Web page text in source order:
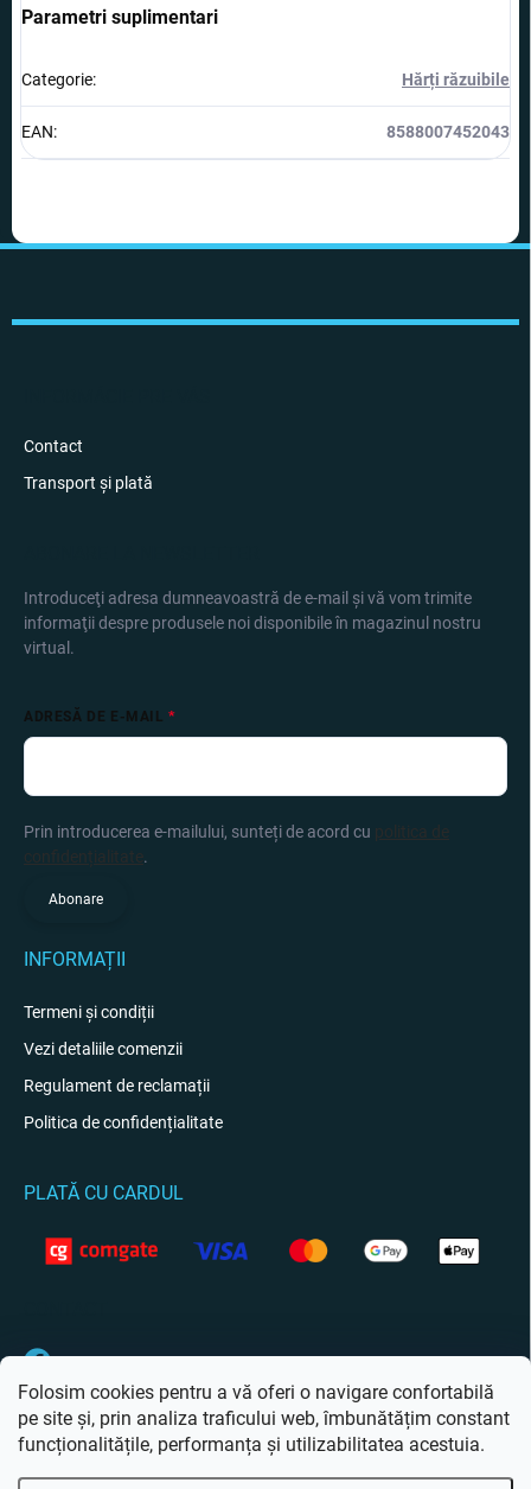
Folosim cookies pentru a vă oferi o navigare confortabilă
pe site și, prin analiza traficului web, îmbunătățim constant
funcționalitățile, performanța și utilizabilitatea acestuia.
Parametri suplimentari
Categorie: Hărți răzuibile
EAN: 8588007452043
Contact
Transport și plată
Introduceţi adresa dumneavoastră de e-mail şi vă vom trimite
informaţii despre produsele noi disponibile în magazinul nostru
virtual.
ADRESĂ DE E-MAIL
Prin introducerea e-mailului, sunteți de acord cu politica de
confidențialitate.
Abonare
INFORMAȚII
Termeni și condiții
Vezi detaliile comenzii
Regulament de reclamații
Politica de confidențialitate
PLATĂ CU CARDUL
Facebook